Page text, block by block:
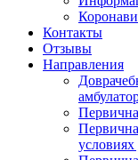
Контакты
Отзывы
Направления
условиях